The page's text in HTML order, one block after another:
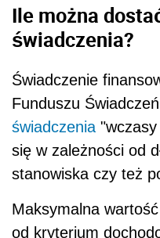
Ile można
świadczenia?
Świadczenie
Funduszu
świadczenia
się w zależności od
stanowiska czy też
Maksymalna
od kryterium